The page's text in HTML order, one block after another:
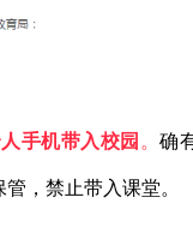
手机带入校园 。 确
，禁止带入课堂。